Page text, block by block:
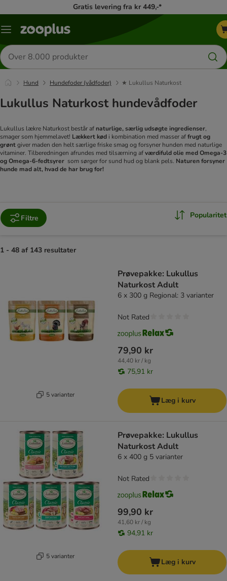
Gratis levering fra kr 449,-*
Menu
Søg
efter
produkter
Hund Hundefoder (vådfoder) ★ Lukullus Naturkost
Lukullus Naturkost hundevådfoder
Lukullus lækre Naturkost består af naturlige, særlig udsøgte ingredienser,
smager som hjemmelavet! Lækkert kød i kombination med masser affrugt og
grøntgiver maden den helt særlige friske smag og forsyner hunden med naturlige
vitaminer. Tilberedningen afrundes med tilsærning afværdifuld olie med Omega-3
og Omega-6-fedtsyrer som sørger for sund hud og blank pels. Naturen forsyner
hunde mad alt, hvad de har brug for!
Filtre Popularitet
1 - 48 af 143 resultater
5 varianter
Prøvepakke: Lukullus
Naturkost Adult
6 x 300 g Regional: 3 varianter
79,90 kr
44,40 kr / kg
75,91 kr
Not Rated
Læg i kurv
5 varianter
Prøvepakke: Lukullus
Naturkost Adult
6 x 400 g 5 varianter
99,90 kr
41,60 kr / kg
94,91 kr
Not Rated
Læg i kurv